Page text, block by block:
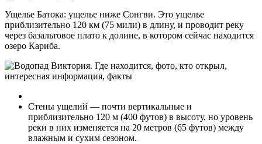
Ущелье Батока: ущелье ниже Сонгви. Это ущелье
приблизительно 120 км (75 мили) в длину, и проводит реку
через базальтовое плато к долине, в котором сейчас находится
озеро Кариба.
Стены ущелий — почти вертикальные и
приблизительно 120 м (400 футов) в высоту, но уровень
реки в них изменяется на 20 метров (65 футов) между
влажным и сухим сезоном.